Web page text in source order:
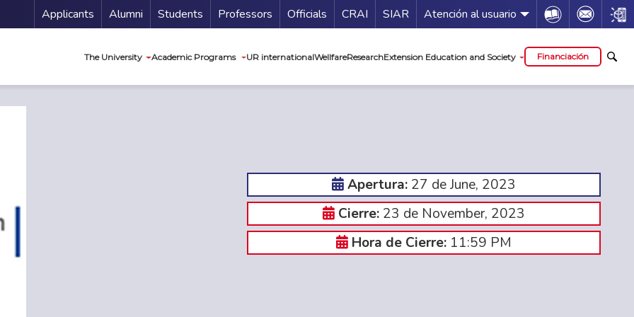
Menu Secundario
Applicants Alumni Students Professors Officials Guía de servicios
CRAI SIAR Atención al usuario Icon Icon Icon
The University Academic Programs UR internationalWellfareResearchExtension Education and Society Financiación
Apertura: 27 de June, 2023
Cierre: 23 de November, 2023
Hora de Cierre: 11:59 PM